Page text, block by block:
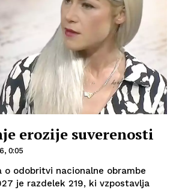
erozije suverenosti
0:05
o odobritvi nacionalne obrambe
je razdelek 219, ki vzpostavlja